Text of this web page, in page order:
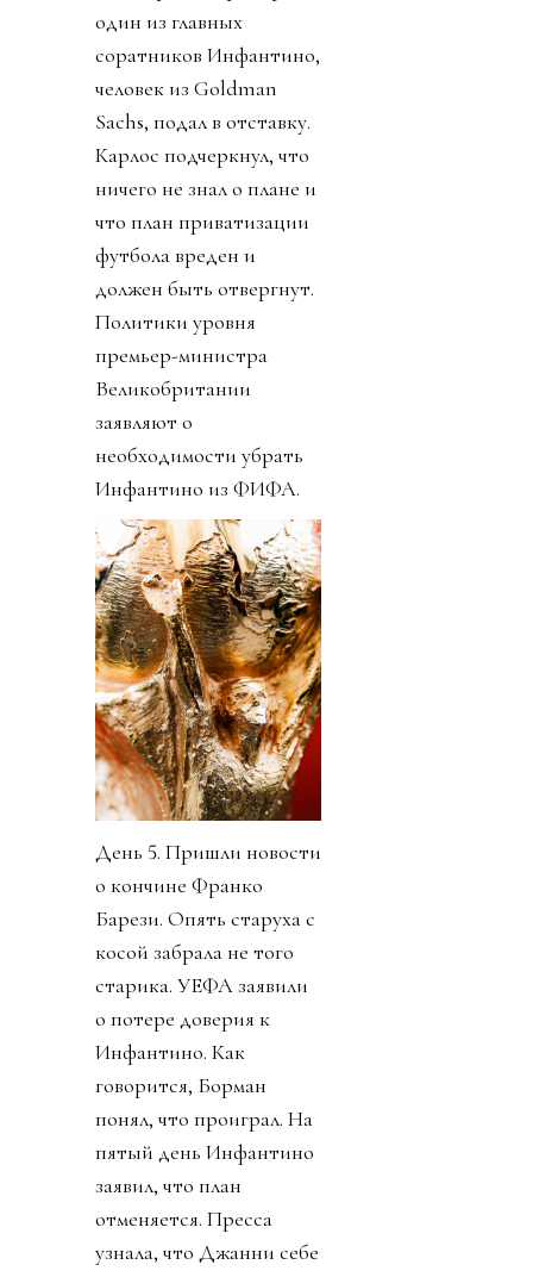
один из главных
соратников Инфантино,
человек из Goldman
Sachs, подал в отставку.
Карлос подчеркнул, что
ничего не знал о плане и
что план приватизации
футбола вреден и
должен быть отвергнут.
Политики уровня
премьер-министра
Великобритании
заявляют о
необходимости убрать
Инфантино из ФИФА.
День 5. Пришли новости
о кончине Франко
Барези. Опять старуха с
косой забрала не того
старика. УЕФА заявили
о потере доверия к
Инфантино. Как
говорится, Борман
понял, что проиграл. На
пятый день Инфантино
заявил, что план
отменяется. Пресса
узнала, что Джанни себе